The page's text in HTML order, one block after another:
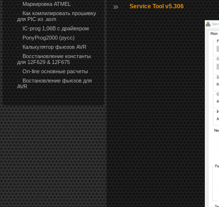
· Маркировка ATMEL
·
Как компилировать прошивку
для PIC из .asm
· IC-prog 1,06В с драйвером
· PonyProg2000 (русс)
· Калькулятор фьюзов AVR
·
Восстановление константы
для 12F629 & 12F675
· On-line основные расчеты
·
Востановление фьюзов для
AVR
Service Tool v5.306